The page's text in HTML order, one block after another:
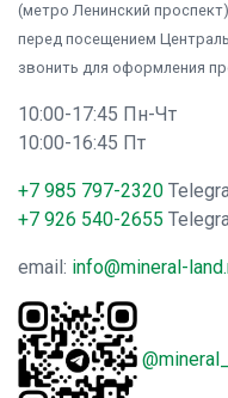
(метро Ленинский
перед посещением
звонить для оформления
10:00-17:45 Пн-Чт
10:00-16:45 Пт
+7 985 797-2320
+7 926 540-2655
email: info@mineral-